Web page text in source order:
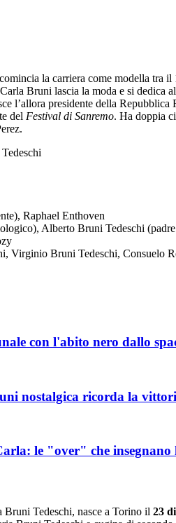
la carriera come modella
Bruni lascia la moda e si dedica
l’allora presidente della
del Festival di Sanremo. Ha doppia
Raphael Enthoven
Alberto Bruni Tedeschi
Virginio Bruni Tedeschi, Consuelo
con l'abito nero dallo
nostalgica ricorda la
le "over" che insegnano
Tedeschi, nasce a Torino il 23